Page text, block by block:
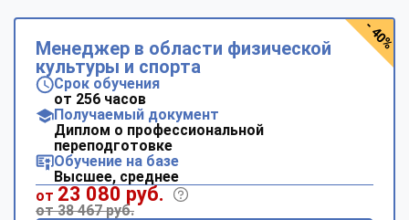
Менеджер в области физической
культуры и спорта
Срок обучения
от 256 часов
Получаемый документ
Диплом о профессиональной
переподготовке
Обучение на базе
Высшее, среднее
от 23 080 руб.
от 38 467 руб.
- 40%